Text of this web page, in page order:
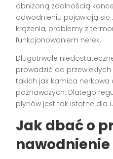
obniżoną zdolnością
odwodnieniu pojawiają się
krążenia, problemy z
funkcjonowaniem nerek.
Długotrwałe
prowadzić do
takich jak kamica nerkowa
poznawczych. Dlatego
płynów jest tak istotne dla
Jak dbać o